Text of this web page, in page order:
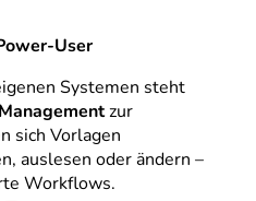
User
Systemen steht
zur
sich Vorlagen
auslesen oder ändern –
Workflows.